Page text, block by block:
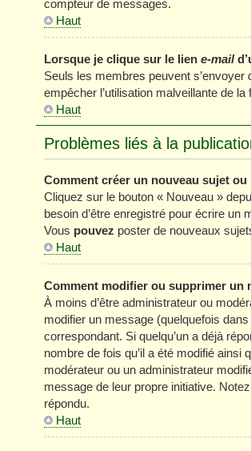
compteur de messages.
Haut
Lorsque je clique sur le lien e-mail
Seuls les membres peuvent
empêcher l’utilisation malveillante de
Haut
Problèmes liés à la
Comment créer un nouveau sujet
Cliquez sur le bouton « Nouveau »
besoin d’être enregistré pour écrire
Vous pouvez poster de nouveaux
Haut
Comment modifier ou supprimer un
À moins d’être administrateur ou
modifier un message (quelquefois
correspondant. Si quelqu’un a déjà
nombre de fois qu’il a été modifié ainsi
modérateur ou un administrateur
message de leur propre initiative.
répondu.
Haut